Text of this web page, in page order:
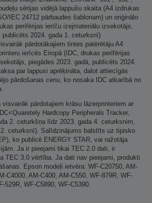
pudeļu sērijas vidējā lappušu skaita (A4 izdrukas
IEC 24712 pārbaudes šablonam) un oriģinālo
perifērijas ierīču izejmateriālu izsekotājs,
publicēts 2024. gada 1. ceturksnī)
pārdotākajiem tintes patērētāju A4
ierīcēs Eiropā (IDC, drukas perifērijas
piegādes 2023. gadā, publicēts 2024.
par lappusi aprēķināta, dalot attiecīgās
pārdošanas cenu, ko nosaka IDC atkarībā no
pārdotajiem krāsu lāzerprinteriem ar
Hardcopy Peripherals Tracker,
2. ceturkšņa līdz 2023. gada 4. ceturksnim,
ceturksnī). Salīdzinājums balstīts uz tipisko
ko publicē ENERGY STAR, vai ražotāja
Ja ir pieejami tikai TEC 2.0 dati, ir
TEC 3.0 vērtība. Ja dati nav pieejami, produkti
Epson modeļi ietvēra: WF-C20750, AM-
C4000, AM-C400, AM-C550, WF-879R, WF-
529R, WF-C5890, WF-C5390.